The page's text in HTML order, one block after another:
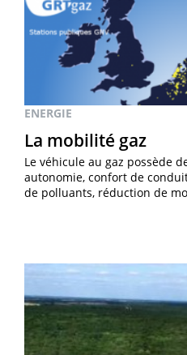
ENERGIE
La mobilité gaz
Le véhicule au gaz possède
autonomie, confort de
de polluants, réduction de